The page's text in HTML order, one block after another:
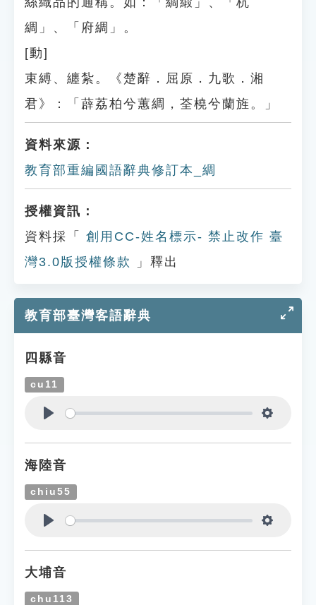
綢」、「府綢」。
[動]
束縛、纏紮。《楚辭．屈原．九歌．湘
君》：「薜荔柏兮蕙綢，荃橈兮蘭旌。」
資料來源：
教育部重編國語辭典修訂本_綢
授權資訊：
資料採「
創用CC-姓名標示- 禁止改作 臺
灣3.0版授權條款
」釋出
教育部臺灣客語辭典
四縣音
cu11
海陸音
chiu55
大埔音
chu113